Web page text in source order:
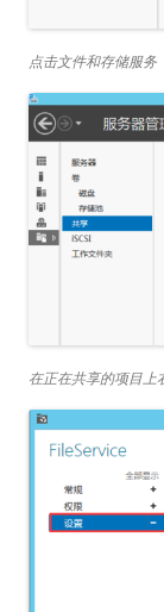
点击文件和存储服务
在正在共享的项目上